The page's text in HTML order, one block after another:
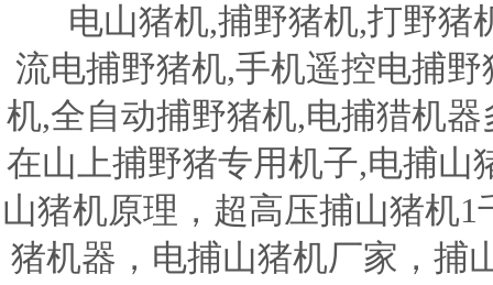
电山猪机,捕野猪机,打野猪
流电捕野猪机,手机遥控电捕
机,全自动捕野猪机,电捕猎机
在山上捕野猪专用机子,电捕山
山猪机原理，超高压捕山猪机
猪机器，电捕山猪机厂家，捕